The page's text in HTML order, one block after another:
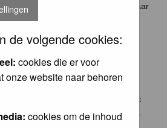
de volgende cookies:
cookies die er voor
onze website naar behoren
cookies om de inhoud
'verstoffen' op je harde schijf, maar
Groene Camera!
ga naar
Camera wedstrijden organiseert
photochallenges met leuke prijzen.